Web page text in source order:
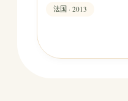
法国 · 2013